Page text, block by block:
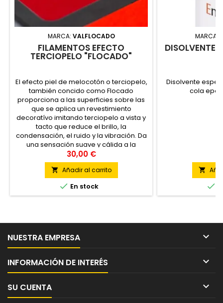
MARCA: VALFLOCADO
FILAMENTOS EFECTO
TERCIOPELO "FLOCADO"
El efecto piel de melocotón o terciopelo,
también concido como Flocado
proporciona a las superficies sobre las
que se aplica un revestimiento
decoratívo imitando terciopelo a vista y
tacto que reduce el brillo, la
condensación, el ruido y la vibración. Da
una sensación suave y cálida a la
superficie y un magnífico aspecto
gracias a su amplia gama de...
30,00 €
 Añadir al carrito
 En stock
MARCA:
DISOLVENTE
Disolvente
cola


NUESTRA EMPRESA 
INFORMACIÓN DE INTERÉS 
SU CUENTA 